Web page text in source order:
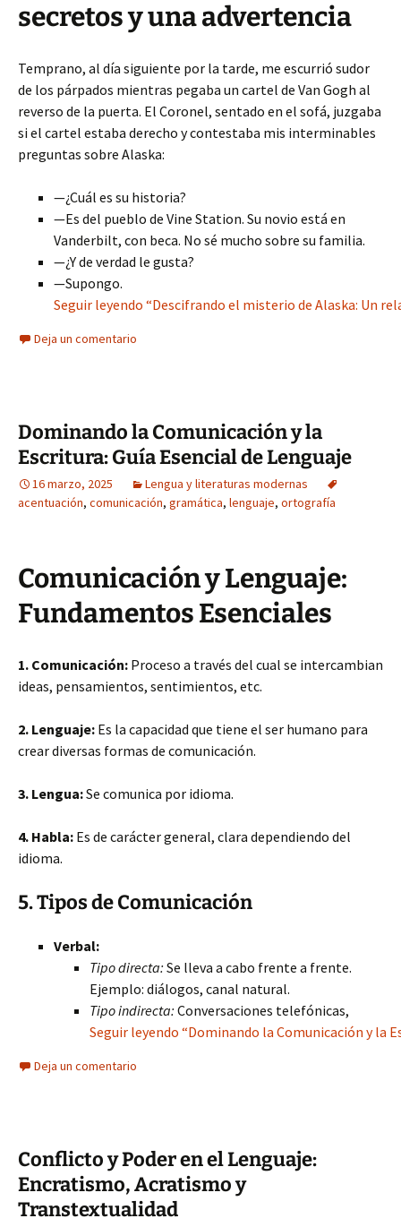
secretos y una advertencia
Temprano, al día siguiente por la tarde, me escurrió sudor
de los párpados mientras pegaba un cartel de Van Gogh al
reverso de la puerta. El Coronel, sentado en el sofá, juzgaba
si el cartel estaba derecho y contestaba mis interminables
preguntas sobre Alaska:
—¿Cuál es su historia?
—Es del pueblo de Vine Station. Su novio está en
Vanderbilt, con beca. No sé mucho sobre su familia.
—¿Y de verdad le gusta?
—Supongo.
Seguir leyendo “Descifrando el misterio de Alaska: Un
Deja un comentario
Dominando la Comunicación y la
Escritura: Guía Esencial de Lenguaje
16 marzo, 2025
Lengua y literaturas modernas
acentuación, comunicación, gramática, lenguaje, ortografía
Comunicación y Lenguaje:
Fundamentos Esenciales
1. Comunicación: Proceso a través del cual se intercambian
ideas, pensamientos, sentimientos, etc.
2. Lenguaje: Es la capacidad que tiene el ser humano para
crear diversas formas de comunicación.
3. Lengua:Se comunica por idioma.
4. Habla: Es de carácter general, clara dependiendo del
idioma.
5. Tipos de Comunicación
Verbal:
Tipo directa: Se lleva a cabo frente a frente.
Ejemplo: diálogos, canal natural.
Tipo indirecta: Conversaciones telefónicas,
Seguir leyendo “Dominando la Comunicación y la
Deja un comentario
Conflicto y Poder en el Lenguaje:
Encratismo, Acratismo y
Transtextualidad